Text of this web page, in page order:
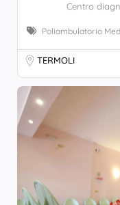
Centro
Poliambulatorio
TERMOLI